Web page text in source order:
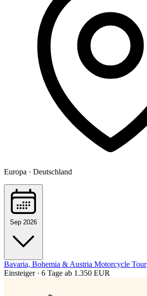
Europa · Deutschland
Sep 2026
Bavaria, Bohemia & Austria Motorcycle Tour
Einsteiger · 6 Tage ab 1.350 EUR